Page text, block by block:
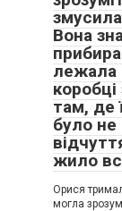
Вона
лежала
там, де
було не
жило
Орися
могла